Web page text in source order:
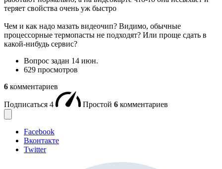
теряет свойства очень уж быстро
Чем и как надо мазать видеочип? Видимо, обычные
процессорные термопасты не подходят? Или проще сдать в
какой-нибудь сервис?
Вопрос задан 14 июн.
629 просмотров
6 комментариев
Подписаться 4 Простой 6 комментариев
Facebook
Вконтакте
Twitter